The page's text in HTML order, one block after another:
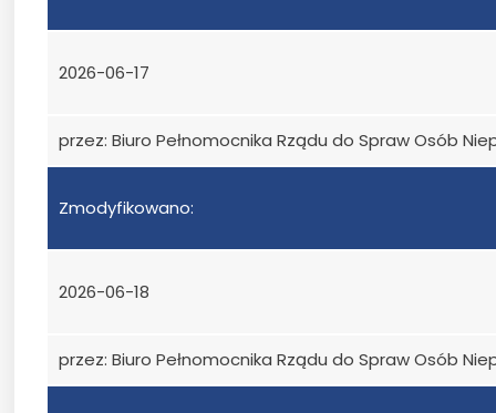
2026-06-17
przez: Biuro Pełnomocnika Rządu do Spraw Osób
Zmodyfikowano:
2026-06-18
przez: Biuro Pełnomocnika Rządu do Spraw Osób